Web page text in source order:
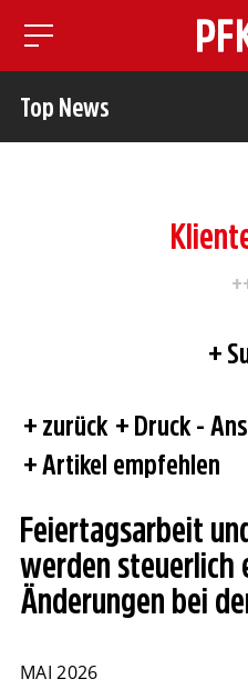
Toggle
Top News
zurück
Druck -
Artikel empfehlen
Feiertagsarbeit
werden steuerlich
Änderungen bei
MAI 2026